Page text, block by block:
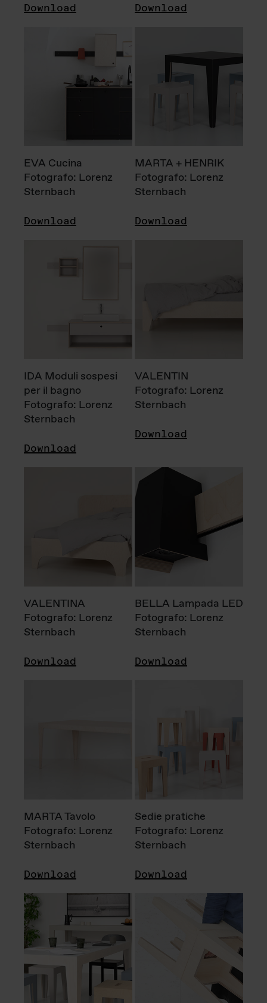
Download Download
EVA Cucina
Fotografo: Lorenz
Sternbach
Download
MARTA + HENRIK
Fotografo: Lorenz
Sternbach
Download
IDA Moduli sospesi
per il bagno
Fotografo: Lorenz
Sternbach
Download
VALENTIN
Fotografo: Lorenz
Sternbach
Download
VALENTINA
Fotografo: Lorenz
Sternbach
Download
BELLA Lampada LED
Fotografo: Lorenz
Sternbach
Download
MARTA Tavolo
Fotografo: Lorenz
Sternbach
Download
Sedie pratiche
Fotografo: Lorenz
Sternbach
Download